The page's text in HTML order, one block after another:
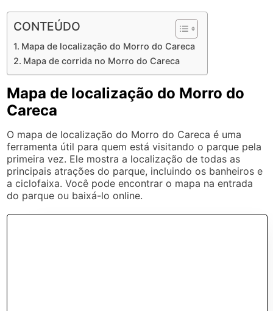
CONTEÚDO
Mapa de localização do Morro do Careca
Mapa de corrida no Morro do Careca
Mapa de localização do Morro do
Careca
O mapa de localização do Morro do Careca é uma
ferramenta útil para quem está visitando o parque pela
primeira vez. Ele mostra a localização de todas as
principais atrações do parque, incluindo os banheiros e
a ciclofaixa. Você pode encontrar o mapa na entrada
do parque ou baixá-lo online.